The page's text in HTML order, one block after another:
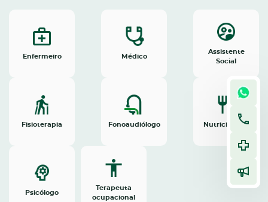
Enfermeiro Médico
Assistente
Social
Fisioterapia Fonoaudiólogo Nutricionista
Psicólogo
Terapeuta
ocupacional